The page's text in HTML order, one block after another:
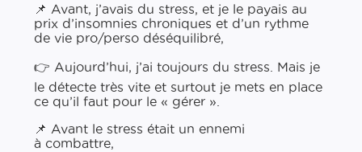
📌 Avant, j’avais du stress, et je le payais au
prix d’insomnies chroniques et d’un rythme
de vie pro/​perso déséquilibré,
👉 Aujourd’hui, j’ai toujours du stress. Mais je
le détecte très vite et surtout je mets en place
ce qu’il faut pour le « gérer ».
📌 Avant le stress était un ennemi
à combattre,